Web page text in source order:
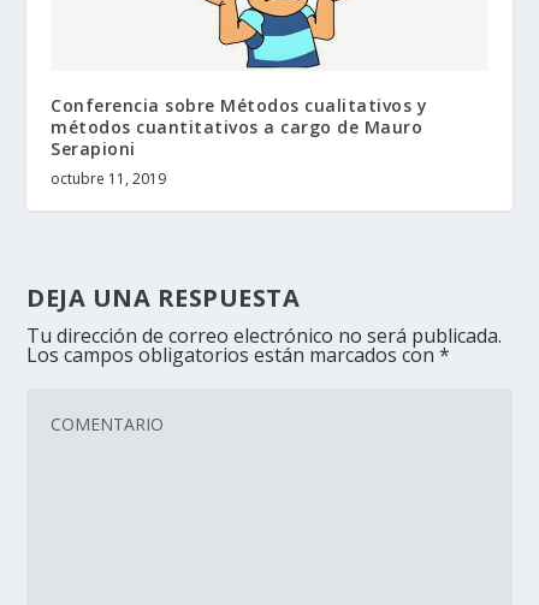
Conferencia sobre Métodos cualitativos y
métodos cuantitativos a cargo de Mauro
Serapioni
octubre 11, 2019
DEJA UNA RESPUESTA
Tu dirección de correo electrónico no será publicada.
Los campos obligatorios están marcados con*